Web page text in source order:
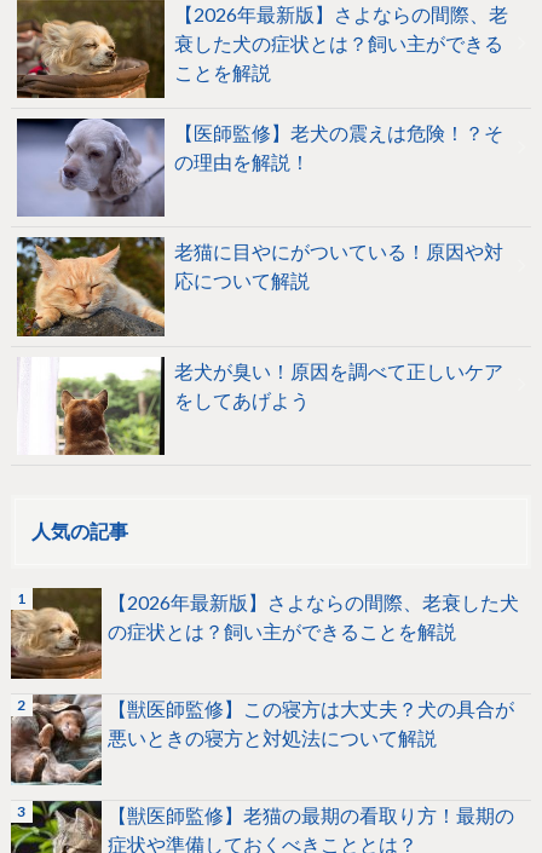
【2026年最新版】さよならの間際、老
衰した犬の症状とは？飼い主ができる
ことを解説
【医師監修】老犬の震えは危険！？そ
の理由を解説！
老猫に目やにがついている！原因や対
応について解説
老犬が臭い！原因を調べて正しいケア
をしてあげよう
人気の記事
【2026年最新版】さよならの間際、老衰した犬
の症状とは？飼い主ができることを解説
【獣医師監修】この寝方は大丈夫？犬の具合が
悪いときの寝方と対処法について解説
【獣医師監修】老猫の最期の看取り方！最期の
症状や準備しておくべきこととは？